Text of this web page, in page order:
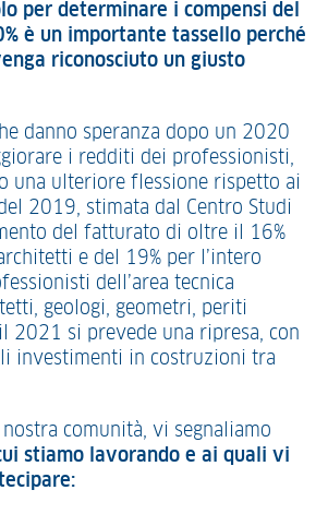
per determinare i compensi del
è un importante tassello perché
riconosciuto un giusto
danno speranza dopo un 2020
i redditi dei professionisti,
una ulteriore flessione rispetto ai
2019, stimata dal Centro Studi
del fatturato di oltre il 16%
e del 19% per l’intero
dell’area tecnica
geologi, geometri, periti
2021 si prevede una ripresa, con
investimenti in costruzioni tra
comunità, vi segnaliamo
stiamo lavorando e ai quali vi